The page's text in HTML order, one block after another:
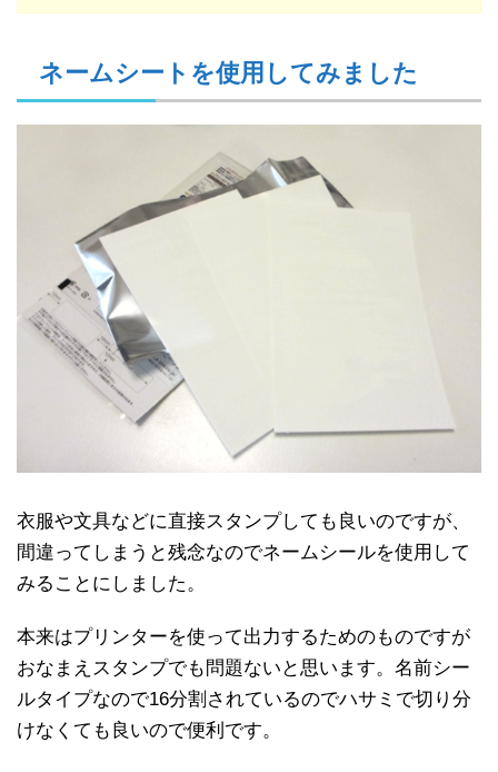
ネームシートを使用してみました
衣服や文具などに直接スタンプしても良いのですが、
間違ってしまうと残念なのでネームシールを使用して
みることにしました。
本来はプリンターを使って出力するためのものですが
おなまえスタンプでも問題ないと思います。名前シー
ルタイプなので16分割されているのでハサミで切り分
けなくても良いので便利です。